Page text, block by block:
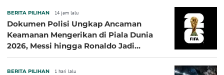
BERITA PILIHAN 14 jam lalu
Dokumen Polisi Ungkap Ancaman
Keamanan Mengerikan di Piala Dunia
2026, Messi hingga Ronaldo Jadi
BERITA PILIHAN 1 hari lalu